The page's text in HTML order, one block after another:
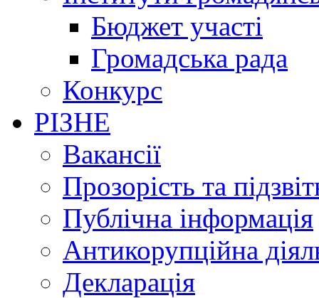
Бюджет участі
Громадська рада
Конкурс
РІЗНЕ
Вакансії
Прозорість та
Публічна інформація
Антикорупційна
Декларація